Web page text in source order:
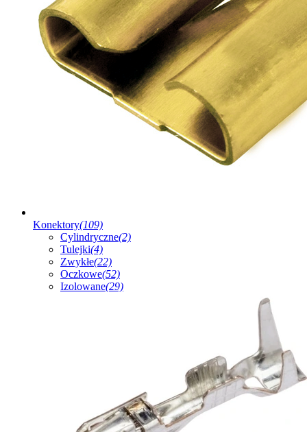
Konektory(109)
Cylindryczne(2)
Tulejki(4)
Zwykłe(22)
Oczkowe(52)
Izolowane(29)